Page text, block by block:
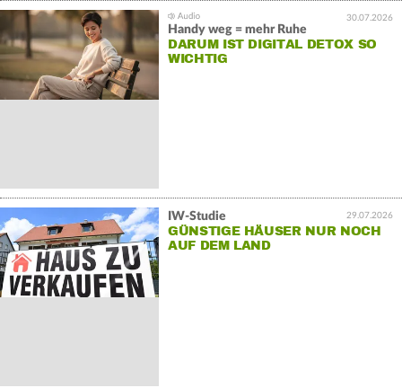
30.07.2026
Handy weg = mehr Ruhe
DARUM IST DIGITAL DETOX SO
WICHTIG
29.07.2026
IW-Studie
GÜNSTIGE HÄUSER NUR NOCH
AUF DEM LAND